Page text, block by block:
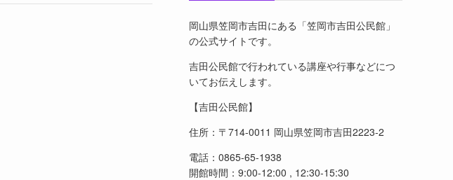
岡山県笠岡市吉田にある「笠岡市吉田公民館」
の公式サイトです。
吉田公民館で行われている講座や行事などにつ
いてお伝えします。
【吉田公民館】
住所：〒714-0011 岡山県笠岡市吉田2223-2
電話：0865-65-1938
開館時間：9:00-12:00 , 12:30-15:30